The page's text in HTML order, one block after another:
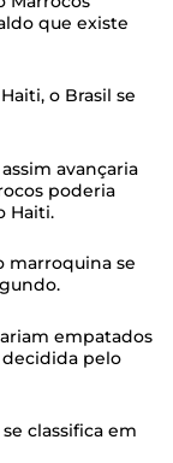
que existe
o Brasil se
avançaria
poderia
Haiti.
marroquina se
empatados
pelo
classifica em